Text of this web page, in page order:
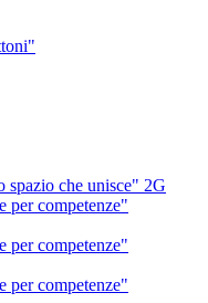
che unisce" 2G
per competenze"
per competenze"
per competenze"